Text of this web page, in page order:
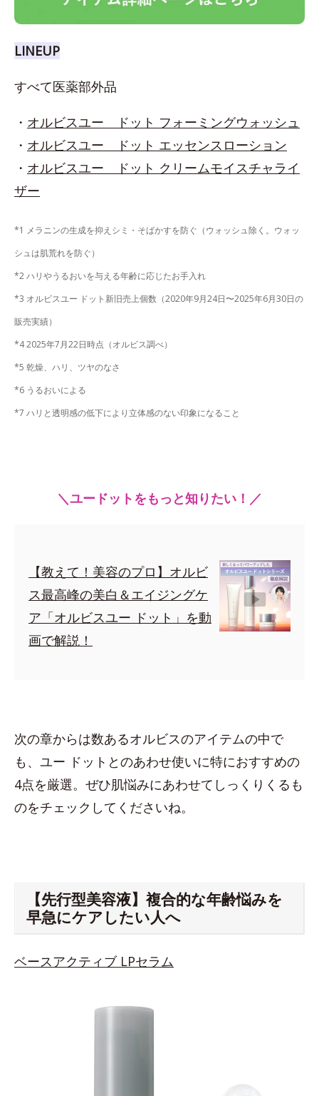
LINEUP
すべて医薬部外品
・ オルビスユー ドット フォーミングウォッシュ
・ オルビスユー ドット エッセンスローション
・ オルビスユー ドット クリームモイスチャライ
ザー
*1 メラニンの生成を抑えシミ・そばかすを防ぐ（ウォッシュ除く。ウォッ
シュは肌荒れを防ぐ）
*2 ハリやうるおいを与える年齢に応じたお手入れ
*3 オルビスユー ドット新旧売上個数（2020年9月24日〜2025年6月30日の
販売実績）
*4 2025年7月22日時点（オルビス調べ）
*5 乾燥、ハリ、ツヤのなさ
*6 うるおいによる
*7 ハリと透明感の低下により立体感のない印象になること
＼ユードットをもっと知りたい！／
【教えて！美容のプロ】オルビ
ス最高峰の美白＆エイジングケ
ア「オルビスユー ドット」を動
画で解説！
次の章からは数あるオルビスのアイテムの中で
も、ユー ドットとのあわせ使いに特におすすめの
4点を厳選。ぜひ肌悩みにあわせてしっくりくるも
のをチェックしてくださいね。
【先行型美容液】複合的な年齢悩みを
早急にケアしたい人へ
ベースアクティブ LPセラム